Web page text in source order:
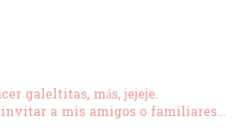
galeltitas, más, jejeje.
a mis amigos o familiares...